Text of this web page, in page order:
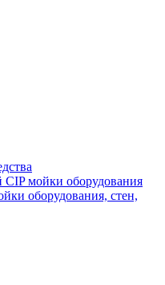
мойки оборудования
оборудования, стен,